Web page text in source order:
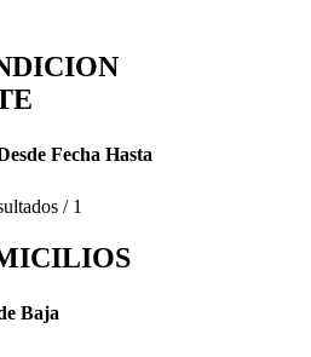
Fecha Hasta
/ 1
Baja